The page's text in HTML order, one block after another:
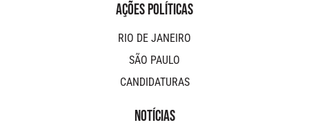
AÇÕES POLÍTICAS
RIO DE JANEIRO
SÃO PAULO
CANDIDATURAS
NOTÍCIAS